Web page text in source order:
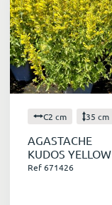
C2 cm 35 cm
AGASTACHE
KUDOS YELLOW
Ref 671426